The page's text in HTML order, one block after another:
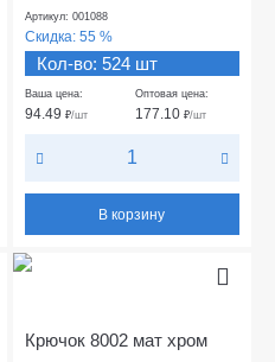
Артикул: 001088
Скидка: 55 %
Кол-во: 524 шт
Ваша цена:
94.49 ₽/шт
Оптовая цена:
177.10 ₽/шт
В корзину
Крючок 8002 мат хром